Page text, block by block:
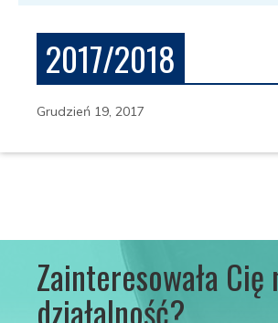
2017/2018
Grudzień 19, 2017
Zainteresowała Cię
działalność?